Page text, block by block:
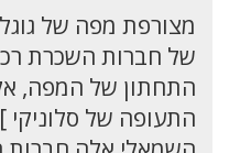
מצורפת מפה של
של חברות השכרת
התחתון של המפה,
התעופה של סלוניקי